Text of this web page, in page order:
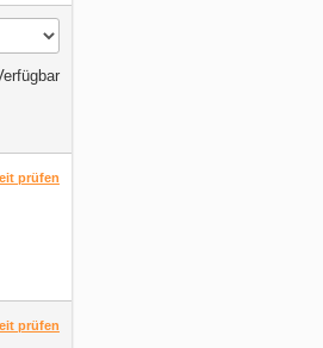
prüfen
prüfen